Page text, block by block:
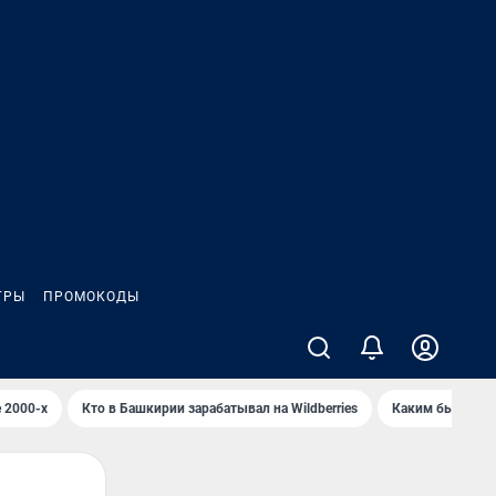
ПРОМОКОДЫ
2000-х Кто в Башкирии зарабатывал на Wildberries Каким было